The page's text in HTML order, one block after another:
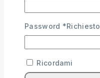
Password *Richiesto
Ricordami